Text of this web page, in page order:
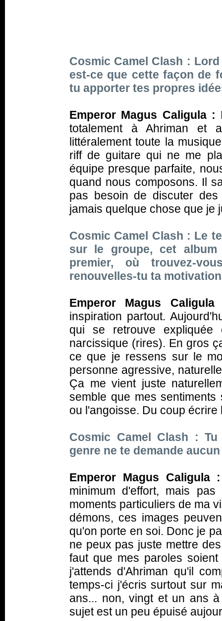
Cosmic Camel Clash :
est-ce que cette façon de
tu apporter tes propres
Emperor Magus Caligula :
totalement à Ahriman et
littéralement toute la
riff de guitare qui ne me
équipe presque parfaite,
quand nous composons. Il
pas besoin de discuter
jamais quelque chose que je
Cosmic Camel Clash : Le
sur le groupe, cet
premier, où trouvez-
renouvelles-tu ta
Emperor Magus
inspiration partout.
qui se retrouve
narcissique (rires). En gros
ce que je ressens sur le
personne agressive,
Ça me vient juste
semble que mes
ou l'angoisse. Du coup
Cosmic Camel Clash :
genre ne te demande
Emperor Magus Caligula :
minimum d'effort, mais
moments particuliers de ma
démons, ces images
qu'on porte en soi. Donc je
ne peux pas juste mettre
faut que mes paroles
j'attends d'Ahriman qu'il
temps-ci j'écris surtout sur
ans... non, vingt et un ans
sujet est un peu épuisé